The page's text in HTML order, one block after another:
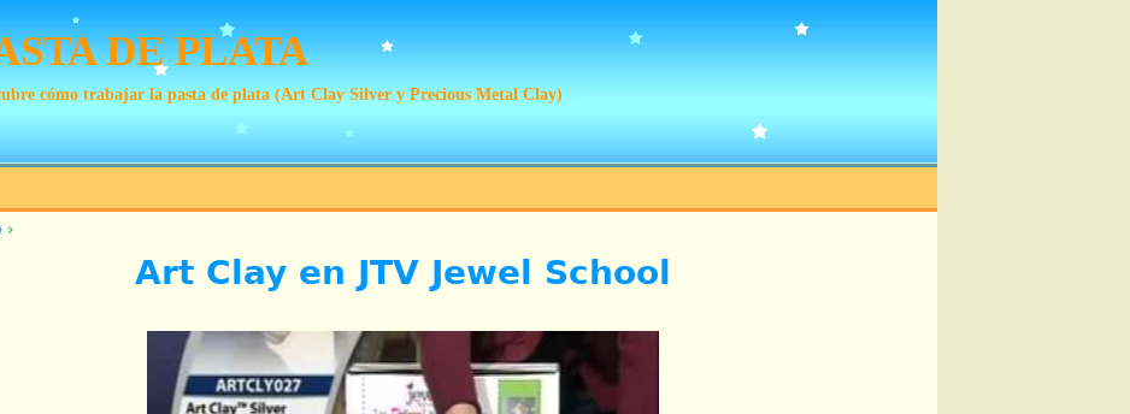
DE PLATA
cómo trabajar la pasta de plata (Art Clay Silver y Precious Metal Clay)
›
Art Clay en JTV Jewel School